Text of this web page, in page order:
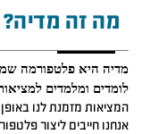
מה זה מדיה?
לומדים ומלמדים
המציאות מזמנת לנו
אנחנו חייבים ליצור